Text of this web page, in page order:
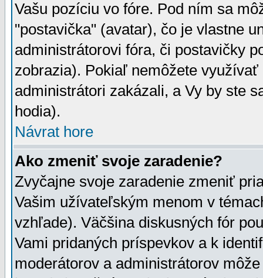
Vašu pozíciu vo fóre. Pod ním sa
"postavička" (avatar), čo je vlastne
administrátorovi fóra, či postavičky
zobrazia). Pokiaľ nemôžete
administrátori zakázali, a Vy by ste
hodia).
Návrat hore
Ako zmeniť svoje zaradenie?
Zvyčajne svoje zaradenie zmeniť
Vašim užívateľským menom v
vzhľade). Väčšina diskusných fór
Vami pridaných príspevkov a k
moderátorov a administrátorov